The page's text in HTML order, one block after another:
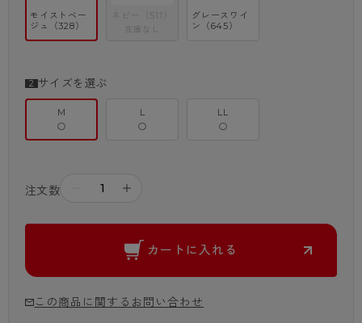
モイストベー
ジュ（328）
ネビー（511）
在庫なし
グレースワイ
ン（645）
サイズを選ぶ
M
○
L
○
LL
○
注文数 ＋
カートに入れる
この商品に関するお問い合わせ